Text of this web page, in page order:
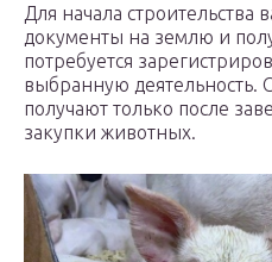
Для начала строительства
документы на землю и
потребуется
выбранную деятельность.
получают только после
закупки животных.